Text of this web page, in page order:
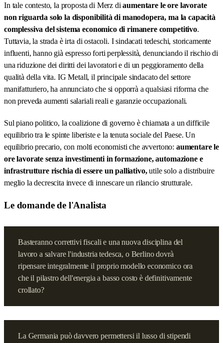
In tale contesto, la proposta di Merz diaumentare le ore lavorate
non riguarda solo la disponibilità di manodopera, ma la capacità
complessiva del sistema economico di rimanere competitivo.
Tuttavia, la strada è irta di ostacoli. I sindacati tedeschi, storicamente
influenti, hanno già espresso forti perplessità, denunciando il rischio di
una riduzione dei diritti dei lavoratori e di un peggioramento della
qualità della vita. IG Metall, il principale sindacato del settore
manifatturiero, ha annunciato che si opporrà a qualsiasi riforma che
non preveda aumenti salariali reali e garanzie occupazionali.
Sul piano politico, la coalizione di governo è chiamata a un difficile
equilibrio tra le spinte liberiste e la tenuta sociale del Paese. Un
equilibrio precario, con molti economisti che avvertono: aumentare le
ore lavorate senza investimenti in formazione, automazione e
infrastrutture rischia di essere un palliativo,utile solo a distribuire
meglio la decrescita invece di innescare un rilancio strutturale.
Le domande de l'Analista
Basteranno correttivi fiscali e una nuova disciplina del
lavoro a salvare l'industria tedesca, o Berlino dovrà
ripensare integralmente il proprio modello economico ora
che il pilastro dell'energia a basso costo è definitivamente
crollato?
La Germania può davvero permettersi il lusso di stipendi